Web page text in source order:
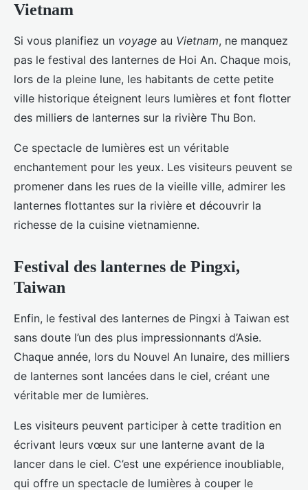
Vietnam
Si vous planifiez un voyage au Vietnam, ne manquez
pas le festival des lanternes de Hoi An. Chaque mois,
lors de la pleine lune, les habitants de cette petite
ville historique éteignent leurs lumières et font flotter
des milliers de lanternes sur la rivière Thu Bon.
Ce spectacle de lumières est un véritable
enchantement pour les yeux. Les visiteurs peuvent se
promener dans les rues de la vieille ville, admirer les
lanternes flottantes sur la rivière et découvrir la
richesse de la cuisine vietnamienne.
Festival des lanternes de Pingxi,
Taiwan
Enfin, le festival des lanternes de Pingxi à Taiwan est
sans doute l’un des plus impressionnants d’Asie.
Chaque année, lors du Nouvel An lunaire, des milliers
de lanternes sont lancées dans le ciel, créant une
véritable mer de lumières.
Les visiteurs peuvent participer à cette tradition en
écrivant leurs vœux sur une lanterne avant de la
lancer dans le ciel. C’est une expérience inoubliable,
qui offre un spectacle de lumières à couper le